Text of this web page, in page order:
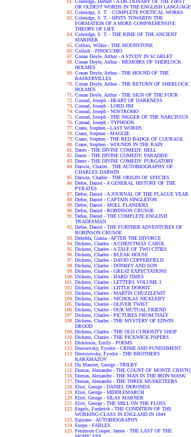
Coleridge, Herbert - A DICTIONARY OF THE FIRST
OR OLDEST WORDS IN THE ENGLISH LANGUAGE
Coleridge, S. T. - COMPLETE POETICAL WORKS
Coleridge, S. T. - HINTS TOWARDS THE
FORMATION OF A MORE COMPREHENSIVE
THEORY OF LIFE
Coleridge, S. T. - THE RIME OF THE ANCIENT
MARINER
Collins, Wilkie - THE MOONSTONE
Collodi - PINOCCHIO
Conan Doyle, Arthur - A STUDY IN SCARLET
Conan Doyle, Arthur - MEMOIRS OF SHERLOCK
HOLMES
Conan Doyle, Arthur - THE HOUND OF THE
BASKERVILLES
Conan Doyle, Arthur - THE RETURN OF SHERLOCK
HOLMES
Conan Doyle, Arthur - THE SIGN OF THE FOUR
Conrad, Joseph - HEART OF DARKNESS
Conrad, Joseph - LORD JIM
Conrad, Joseph - NOSTROMO
Conrad, Joseph - THE NIGGER OF THE NARCISSUS
Conrad, Joseph - TYPHOON
Crane, Stephen - LAST WORDS
Crane, Stephen - MAGGIE
Crane, Stephen - THE RED BADGE OF COURAGE
Crane, Stephen - WOUNDS IN THE RAIN
Dante - THE DIVINE COMEDY: HELL
Dante - THE DIVINE COMEDY: PARADISE
Dante - THE DIVINE COMEDY: PURGATORY
Darwin, Charles - THE AUTOBIOGRAPHY OF
CHARLES DARWIN
Darwin, Charles - THE ORIGIN OF SPECIES
Defoe, Daniel - A GENERAL HISTORY OF THE
PYRATES
Defoe, Daniel - A JOURNAL OF THE PLAGUE YEAR
Defoe, Daniel - CAPTAIN SINGLETON
Defoe, Daniel - MOLL FLANDERS
Defoe, Daniel - ROBINSON CRUSOE
Defoe, Daniel - THE COMPLETE ENGLISH
TRADESMAN
Defoe, Daniel - THE FURTHER ADVENTURES OF
ROBINSON CRUSOE
Deledda, Grazia - AFTER THE DIVORCE
Dickens, Charles - A CHRISTMAS CAROL
Dickens, Charles - A TALE OF TWO CITIES
Dickens, Charles - BLEAK HOUSE
Dickens, Charles - DAVID COPPERFIELD
Dickens, Charles - DONBEY AND SON
Dickens, Charles - GREAT EXPECTATIONS
Dickens, Charles - HARD TIMES
Dickens, Charles - LETTERS VOLUME 1
Dickens, Charles - LITTLE DORRIT
Dickens, Charles - MARTIN CHUZZLEWIT
Dickens, Charles - NICHOLAS NICKLEBY
Dickens, Charles - OLIVER TWIST
Dickens, Charles - OUR MUTUAL FRIEND
Dickens, Charles - PICTURES FROM ITALY
Dickens, Charles - THE MYSTERY OF EDWIN
DROOD
Dickens, Charles - THE OLD CURIOSITY SHOP
Dickens, Charles - THE PICKWICK PAPERS
Dickinson, Emily - POEMS
Dostoevsky, Fyodor - CRIME AND PUNISHMENT
Dostoyevsky, Fyodor - THE BROTHERS
KARAMAZOV
Du Maurier, George - TRILBY
Dumas, Alexandre - THE COUNT OF MONTE CRISTO
Dumas, Alexandre - THE MAN IN THE IRON MASK
Dumas, Alexandre - THE THREE MUSKETEERS
Eliot, George - DANIEL DERONDA
Eliot, George - MIDDLEMARCH
Eliot, George - SILAS MARNER
Eliot, George - THE MILL ON THE FLOSS
Engels, Frederick - THE CONDITION OF THE
WORKING-CLASS IN ENGLAND IN 1844
Equiano - AUTOBIOGRAPHY
Esopo - FABLES
Fenimore Cooper, James - THE LAST OF THE